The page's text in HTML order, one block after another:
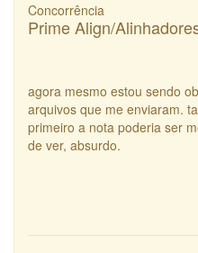
Concorrência
Prime Align/
agora mesmo estou sendo
arquivos que me enviaram.
primeiro a nota poderia ser
de ver, absurdo.